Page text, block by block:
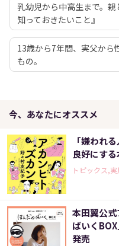
乳幼児から中高生まで。
知っておきたいこと』
13歳から7年間、実父から
もの。
今、あなたにオススメ
「嫌われ
良好にす
トピックス,
本田翼公
ばいく
発売